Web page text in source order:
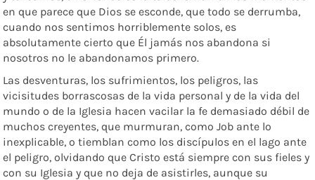
en que parece que Dios se esconde, que todo se derrumba,
cuando nos sentimos horriblemente solos, es
absolutamente cierto que Él jamás nos abandona si
nosotros no le abandonamos primero.
Las desventuras, los sufrimientos, los peligros, las
vicisitudes borrascosas de la vida personal y de la vida del
mundo o de la Iglesia hacen vacilar la fe demasiado débil de
muchos creyentes, que murmuran, como Job ante lo
inexplicable, o tiemblan como los discípulos en el lago ante
el peligro, olvidando que Cristo está siempre con sus fieles y
con su Iglesia y que no deja de asistirles, aunque su